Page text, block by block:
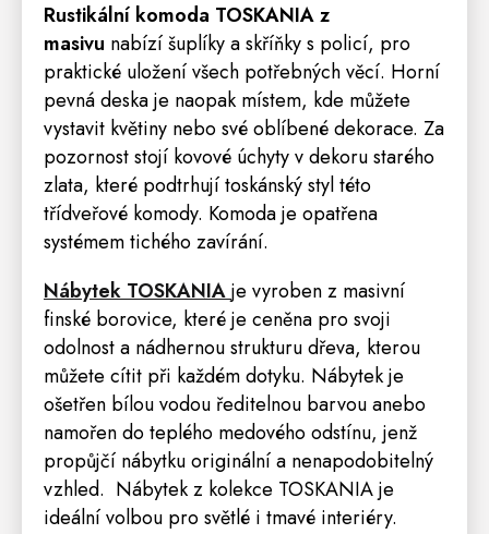
Rustikální komoda TOSKANIA z
masivu nabízí šuplíky a skříňky s policí, pro
praktické uložení všech potřebných věcí. Horní
pevná deska je naopak místem, kde můžete
vystavit květiny nebo své oblíbené dekorace. Za
pozornost stojí kovové úchyty v dekoru starého
zlata, které podtrhují toskánský styl této
třídveřové komody. Komoda je opatřena
systémem tichého zavírání.
Nábytek TOSKANIAje vyroben z masivní
finské borovice, které je ceněna pro svoji
odolnost a nádhernou strukturu dřeva, kterou
můžete cítit při každém dotyku. Nábytek je
ošetřen bílou vodou ředitelnou barvou anebo
namořen do teplého medového odstínu, jenž
propůjčí nábytku originální a nenapodobitelný
vzhled. Nábytek z kolekce TOSKANIA je
ideální volbou pro světlé i tmavé interiéry.